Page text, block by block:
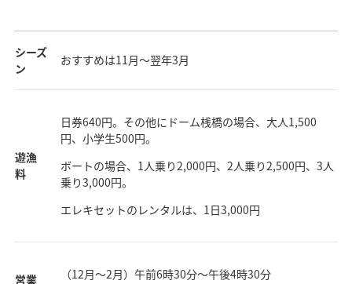
シーズ
ン
おすすめは11月～翌年3月
遊漁
料
日券640円。その他にドーム桟橋の場合、大人1,500
円、小学生500円。
ボートの場合、1人乗り2,000円、2人乗り2,500円、3人
乗り3,000円。
エレキセットのレンタルは、1日3,000円
営業
（12月～2月）午前6時30分～午後4時30分